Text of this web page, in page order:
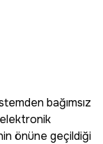
bağımsız
önüne geçildiği